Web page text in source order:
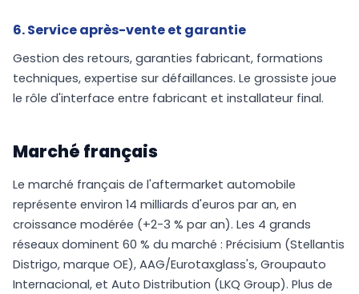
6. Service après-vente et garantie
Gestion des retours, garanties fabricant, formations
techniques, expertise sur défaillances. Le grossiste joue
le rôle d'interface entre fabricant et installateur final.
Marché français
Le marché français de l'aftermarket automobile
représente environ 14 milliards d'euros par an, en
croissance modérée (+2-3 % par an). Les 4 grands
réseaux dominent 60 % du marché : Précisium (Stellantis
Distrigo, marque OE), AAG/Eurotaxglass's, Groupauto
Internacional, et Auto Distribution (LKQ Group). Plus de